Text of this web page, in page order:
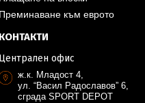
Преминаване към еврото
КОНТАКТИ
Централен офис
ж.к. Младост 4,
ул. “Васил Радославов” 6,
сграда SPORT DEPOT